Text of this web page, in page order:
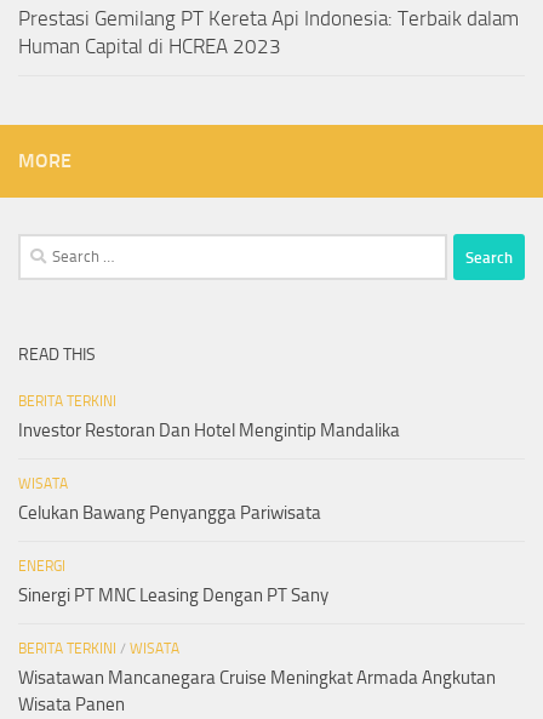
Prestasi Gemilang PT Kereta Api Indonesia: Terbaik dalam
Human Capital di HCREA 2023
MORE
Search
for:
READ THIS
BERITA TERKINI
Investor Restoran Dan Hotel Mengintip Mandalika
WISATA
Celukan Bawang Penyangga Pariwisata
ENERGI
Sinergi PT MNC Leasing Dengan PT Sany
BERITA TERKINI / WISATA
Wisatawan Mancanegara Cruise Meningkat Armada Angkutan
Wisata Panen